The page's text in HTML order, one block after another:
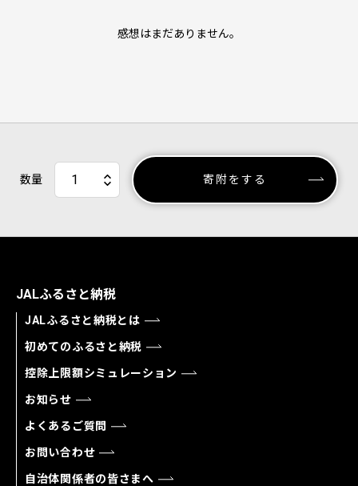
感想はまだありません。
数量 寄附をする
JALふるさと納税
JALふるさと納税とは
初めてのふるさと納税
控除上限額シミュレーション
お知らせ
よくあるご質問
お問い合わせ
自治体関係者の皆さまへ